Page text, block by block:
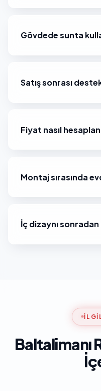
Gövdede sunta
Satış sonrası
Fiyat nasıl
Montaj sırasında
İç dizaynı
Baltalimanı